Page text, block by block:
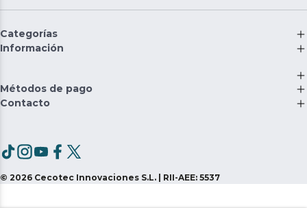
Categorías
Información
Métodos de pago
Contacto
© 2026 Cecotec Innovaciones S.L. | RII-AEE: 5537